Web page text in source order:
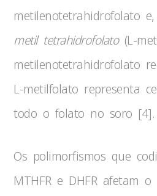
metilenotetrahidrofolato
metil tetrahidrofolato(L-
metilenotetrahidrofolato
L-metilfolato representa
todo o folato no soro [4].
Os polimorfismos que
MTHFR e DHFR afetam